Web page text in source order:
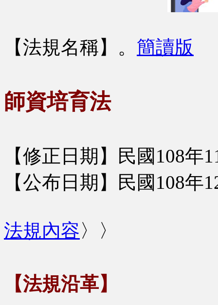
【法規名稱】 。 簡讀版
師資培育法
【修正日期】民國108年
【公布日期】民國108年
法規內容〉〉
【法規沿革】